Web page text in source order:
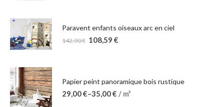
Paravent enfants oiseaux arc en ciel
142,90€ 108,59 €
Papier peint panoramique bois rustique
29,00€–35,00€ / m²